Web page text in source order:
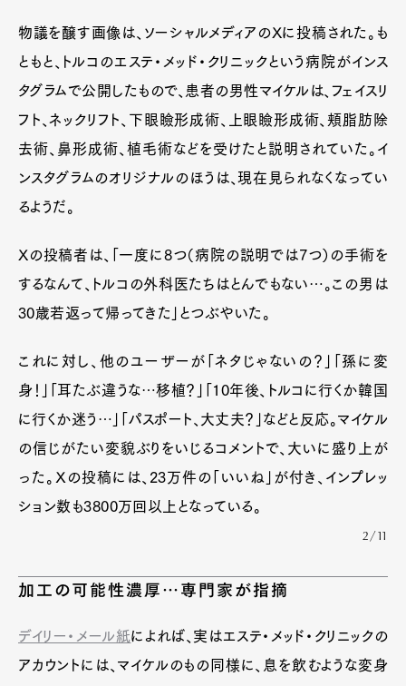
物議を醸す画像は、ソーシャルメディアのXに投稿された。も
ともと、トルコのエステ・メッド・クリニックという病院がインス
タグラムで公開したもので、患者の男性マイケルは、フェイスリ
フト、ネックリフト、下眼瞼形成術、上眼瞼形成術、頬脂肪除
去術、鼻形成術、植毛術などを受けたと説明されていた。イ
ンスタグラムのオリジナルのほうは、現在見られなくなってい
るようだ。
Xの投稿者は、「一度に8つ（病院の説明では7つ）の手術を
するなんて、トルコの外科医たちはとんでもない…。この男は
30歳若返って帰ってきた」とつぶやいた。
これに対し、他のユーザーが「ネタじゃないの？」「孫に変
身！」「耳たぶ違うな…移植？」「10年後、トルコに行くか韓国
に行くか迷う…」「パスポート、大丈夫？」などと反応。マイケル
の信じがたい変貌ぶりをいじるコメントで、大いに盛り上が
った。Ｘの投稿には、23万件の「いいね」が付き、インプレッ
ション数も3800万回以上となっている。
2/11
加工の可能性濃厚…専門家が指摘
デイリー・メール紙によれば、実はエステ・メッド・クリニックの
アカウントには、マイケルのもの同様に、息を飲むような変身